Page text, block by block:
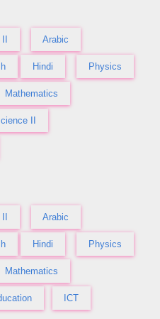
II Arabic
Hindi Physics
Mathematics
II
II Arabic
Hindi Physics
Mathematics
ICT